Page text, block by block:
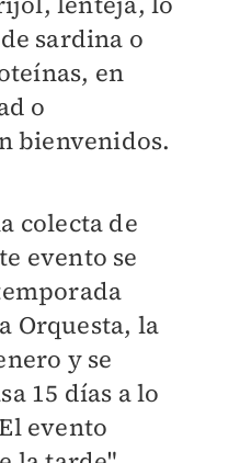
sardina o
en
o
bienvenidos.
colecta de
evento se
Orquesta, la
y se
15 días a lo
evento